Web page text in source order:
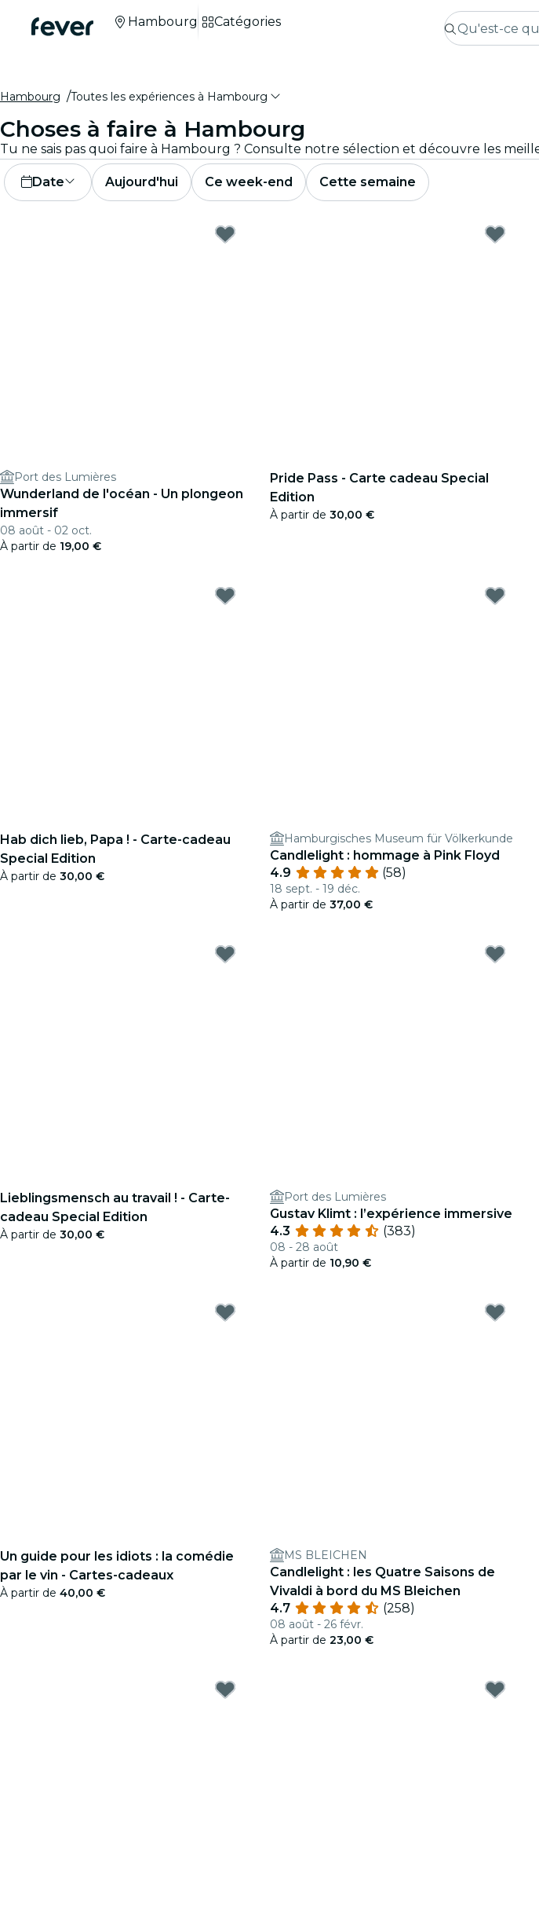
Hambourg Catégories
Hambourg Toutes les expériences à Hambourg
Choses à faire à Hambourg
Date Aujourd'hui Ce week-end Cette semaine
Port des Lumières
Wunderland de l'océan - Un plongeon
immersif
08 août - 02 oct.
À partir de 19,00 €
Pride Pass - Carte cadeau Special
Edition
À partir de 30,00 €
Hab dich lieb, Papa ! - Carte-cadeau
Special Edition
À partir de 30,00 €
Hamburgisches Museum für Völkerkunde
Candlelight : hommage à Pink Floyd
4.9
(58)
18 sept. - 19 déc.
À partir de 37,00 €
Lieblingsmensch au travail ! - Carte-
cadeau Special Edition
À partir de 30,00 €
Port des Lumières
Gustav Klimt : l’expérience immersive
4.3
(383)
08 - 28 août
À partir de 10,90 €
Un guide pour les idiots : la comédie
par le vin - Cartes-cadeaux
À partir de 40,00 €
MS BLEICHEN
Candlelight : les Quatre Saisons de
Vivaldi à bord du MS Bleichen
4.7
(258)
08 août - 26 févr.
À partir de 23,00 €